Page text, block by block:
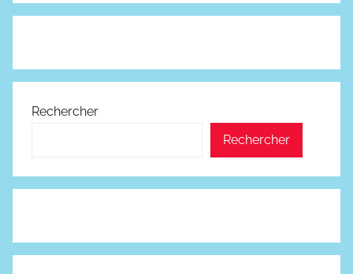
Rechercher
Rechercher